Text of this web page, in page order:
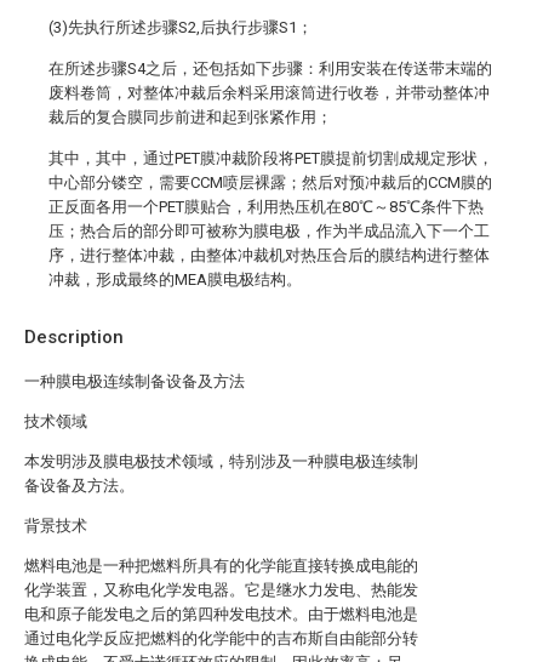
Description
一种膜电极连续制备设备及方法
技术领域
本发明涉及膜电极技术领域，特别涉及一种膜电极连续制
备设备及方法。
背景技术
燃料电池是一种把燃料所具有的化学能直接转换成电能的
化学装置，又称电化学发电器。它是继水力发电、热能发
电和原子能发电之后的第四种发电技术。由于燃料电池是
通过电化学反应把燃料的化学能中的吉布斯自由能部分转
(3)先执行所述步骤S2,后执行步骤S1；
在所述步骤S4之后，还包括如下步骤：利用安装在传送带末端的
废料卷筒，对整体冲裁后余料采用滚筒进行收卷，并带动整体冲
裁后的复合膜同步前进和起到张紧作用；
其中，其中，通过PET膜冲裁阶段将PET膜提前切割成规定形状，
中心部分镂空，需要CCM喷层裸露；然后对预冲裁后的CCM膜的
正反面各用一个PET膜贴合，利用热压机在80℃～85℃条件下热
压；热合后的部分即可被称为膜电极，作为半成品流入下一个工
序，进行整体冲裁，由整体冲裁机对热压合后的膜结构进行整体
冲裁，形成最终的MEA膜电极结构。